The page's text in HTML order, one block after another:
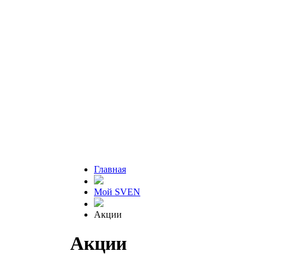
Главная
Мой SVEN
Акции
Акции